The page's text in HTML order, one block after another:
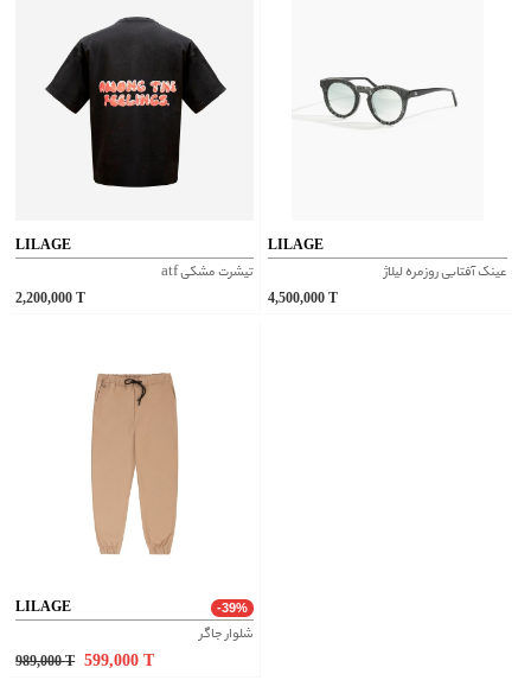
LILAGE
تیشرت مشکی atf
2,200,000
LILAGE
عینک آفتابی روزمره لیلاژ
4,500,000
LILAGE -39%
شلوار جاگر
989,000 T 599,000